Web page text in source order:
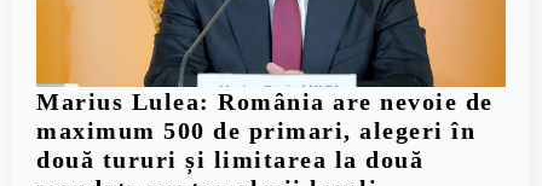
Marius Lulea: România are nevoie de
maximum 500 de primari, alegeri în
două tururi și limitarea la două